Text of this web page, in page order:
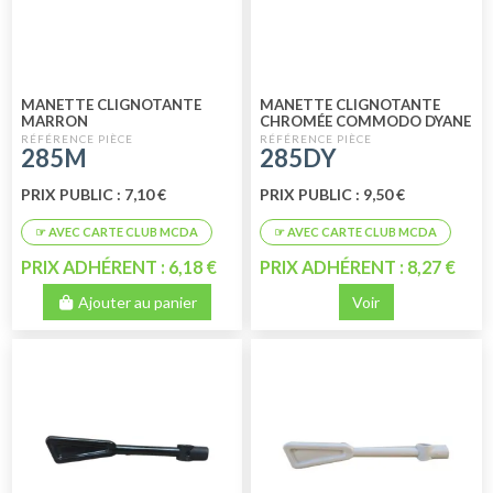
MANETTE CLIGNOTANTE
MARRON
285M
PRIX PUBLIC : 7,10 €
PRIX ADHÉRENT : 6,18 €
Ajouter au panier
MANETTE CLIGNOTANTE
CHROMÉE COMMODO DYANE
- ACADIANE
285DY
PRIX PUBLIC : 9,50 €
PRIX ADHÉRENT : 8,27 €
Voir